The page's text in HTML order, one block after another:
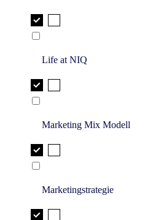
Life at NIQ
Marketing Mix Modell
Marketingstrategie